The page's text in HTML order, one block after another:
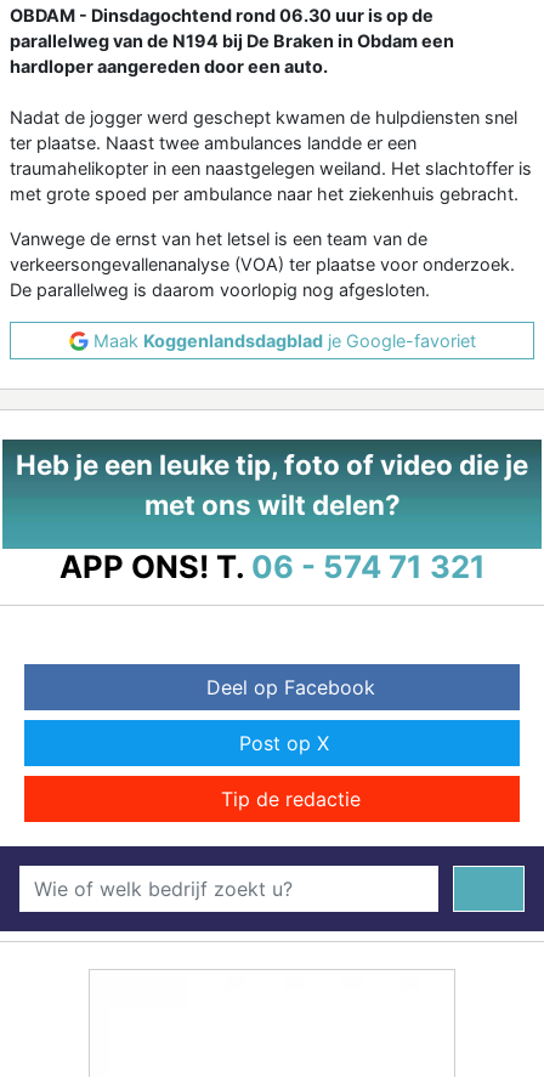
OBDAM - Dinsdagochtend rond 06.30 uur is op de
parallelweg van de N194 bij De Braken in Obdam een
hardloper aangereden door een auto.
Nadat de jogger werd geschept kwamen de hulpdiensten snel
ter plaatse. Naast twee ambulances landde er een
traumahelikopter in een naastgelegen weiland. Het slachtoffer is
met grote spoed per ambulance naar het ziekenhuis gebracht.
Vanwege de ernst van het letsel is een team van de
verkeersongevallenanalyse (VOA) ter plaatse voor onderzoek.
De parallelweg is daarom voorlopig nog afgesloten.
Maak Koggenlandsdagbladje Google-favoriet
Heb je een leuke tip, foto of video die je
met ons wilt delen?
APP ONS! T. 06 - 574 71 321
Deel op Facebook
Post op X
Tip de redactie